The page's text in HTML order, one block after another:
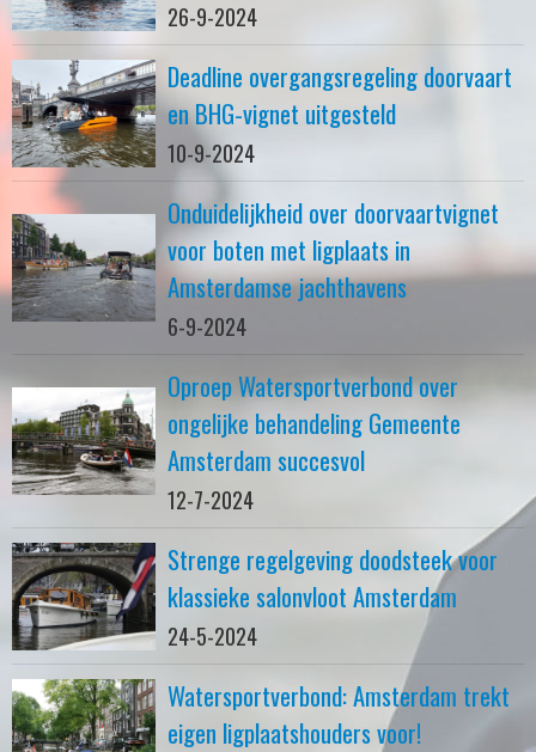
26-9-2024
Deadline overgangsregeling doorvaart
en BHG-vignet uitgesteld
10-9-2024
Onduidelijkheid over doorvaartvignet
voor boten met ligplaats in
Amsterdamse jachthavens
6-9-2024
Oproep Watersportverbond over
ongelijke behandeling Gemeente
Amsterdam succesvol
12-7-2024
Strenge regelgeving doodsteek voor
klassieke salonvloot Amsterdam
24-5-2024
Watersportverbond: Amsterdam trekt
eigen ligplaatshouders voor!